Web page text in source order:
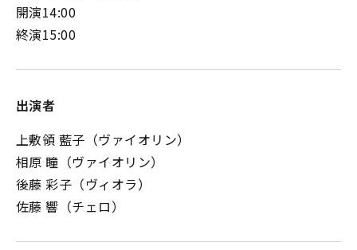
開演14:00
終演15:00
出演者
上敷領 藍子（ヴァイオリン）
相原 瞳（ヴァイオリン）
後藤 彩子（ヴィオラ）
佐藤 響（チェロ）